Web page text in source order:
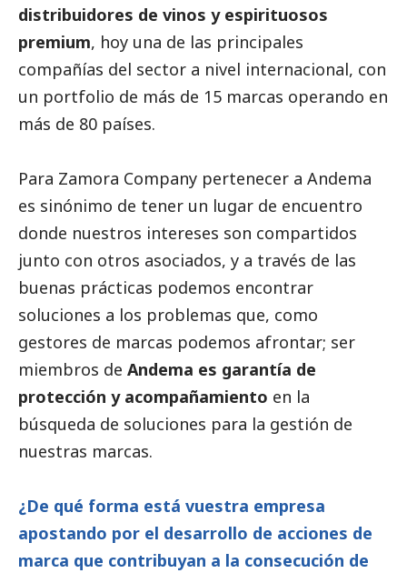
distribuidores de vinos y espirituosos
premium, hoy una de las principales
compañías del sector a nivel internacional, con
un portfolio de más de 15 marcas operando en
más de 80 países.
Para Zamora Company pertenecer a Andema
es sinónimo de tener un lugar de encuentro
donde nuestros intereses son compartidos
junto con otros asociados, y a través de las
buenas prácticas podemos encontrar
soluciones a los problemas que, como
gestores de marcas podemos afrontar; ser
miembros de Andema es garantía de
protección y acompañamiento en la
búsqueda de soluciones para la gestión de
nuestras marcas.
¿De qué forma está vuestra empresa
apostando por el desarrollo de acciones de
marca que contribuyan a la consecución de